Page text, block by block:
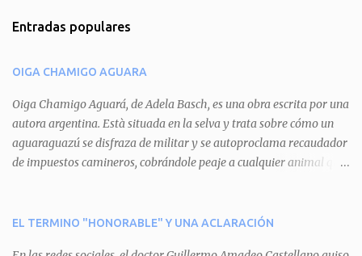
e
t
a
r
i
o
Entradas populares
OIGA CHAMIGO AGUARA
Oiga Chamigo Aguará, de Adela Basch, es una obra escrita por una
autora argentina. Està situada en la selva y trata sobre cómo un
aguaraguazú se disfraza de militar y se autoproclama recaudador
de impuestos camineros, cobrándole peaje a cualquier animal que
aguará le provoca. De igual manera pasa con Tatú, el armadillo.
EL TERMINO "HONORABLE" Y UNA ACLARACIÓN